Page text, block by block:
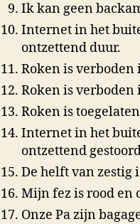
Ik kan geen
Internet in het
ontzettend duur.
Roken is verboden
Roken is verboden
Roken is
Internet in het
ontzettend
De helft van zestig
Mijn fez is rood en
Onze Pa zijn